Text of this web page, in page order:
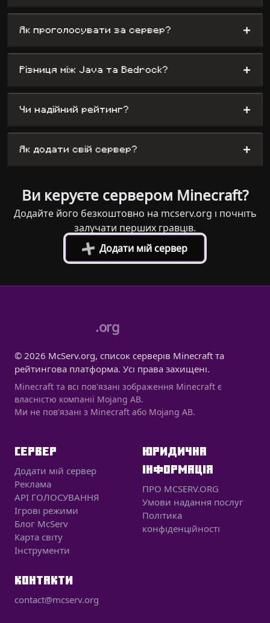
Як проголосувати за сервер? +
Різниця між Java та Bedrock? +
Чи надійний рейтинг? +
Як додати свій сервер? +
Ви керуєте сервером Minecraft?
Додайте його безкоштовно на mcserv.org і почніть
залучати перших гравців.
+Додати мій сервер
.org
© 2026 McServ.org, список серверів Minecraft та
рейтингова платформа. Усі права захищені.
Minecraft та всі пов'язані зображення Minecraft є
власністю компанії Mojang AB.
Ми не пов'язані з Minecraft або Mojang AB.
СЕРВЕР
Додати мій сервер
Реклама
API ГОЛОСУВАННЯ
Ігрові режими
Блог McServ
Карта світу
Інструменти
ЮРИДИЧНА
ІНФОРМАЦІЯ
ПРО MCSERV.ORG
Умови надання послуг
Політика
конфіденційності
КОНТАКТИ
contact@mcserv.org